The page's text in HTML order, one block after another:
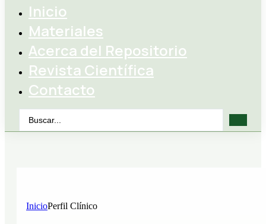
Inicio
Materiales
Acerca del Repositorio
Revista Científica
Contacto
InicioPerfil Clínico